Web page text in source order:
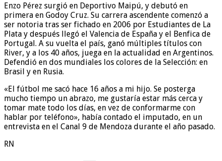
Enzo Pérez surgió en Deportivo Maipú, y debutó en
primera en Godoy Cruz. Su carrera ascendente comenzó a
ser notoria tras ser fichado en 2006 por Estudiantes de La
Plata y después llegó el Valencia de España y el Benfica de
Portugal. A su vuelta el país, ganó múltiples títulos con
River, y a los 40 años, juega en la actualidad en Argentinos.
Defendió en dos mundiales los colores de la Selección: en
Brasil y en Rusia.
«El fútbol me sacó hace 16 años a mi hijo. Se posterga
mucho tiempo un abrazo, me gustaría estar más cerca y
tomar mate todo los días, en vez de conformarme con
hablar por teléfono», había contado el imputado, en un
entrevista en el Canal 9 de Mendoza durante el año pasado.
RN